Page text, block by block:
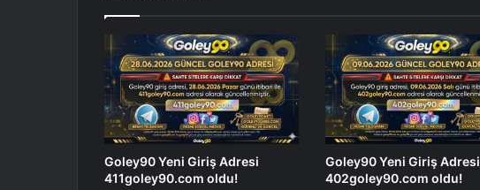
Goley90 Yeni Giriş Adresi
411goley90.com oldu!
Goley90 Yeni Giriş Adresi
402goley90.com oldu!